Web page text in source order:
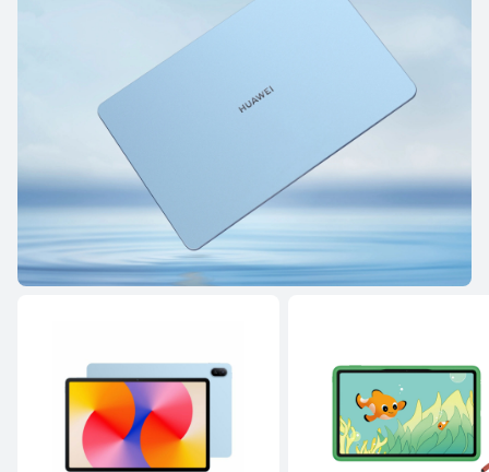
12 pulgadas
HUAWEI MatePad Air
HUAWEI MatePad Series
HUAWEI MatePad 11.5"S
$ 599.990
Comprar